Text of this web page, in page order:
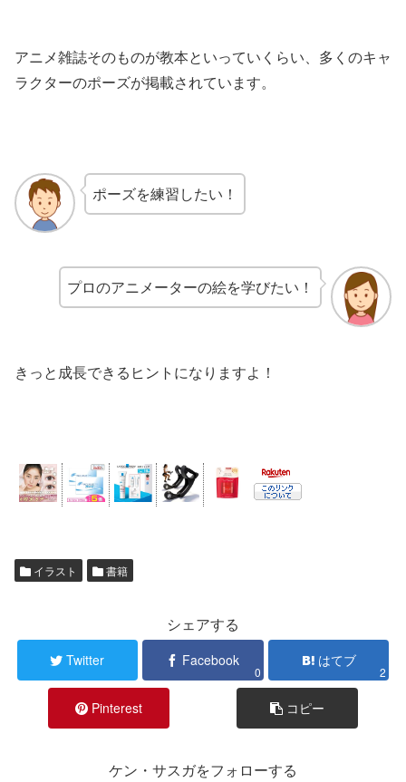
アニメ雑誌そのものが教本といっていくらい、多くのキャ
ラクターのポーズが掲載されています。
ポーズを練習したい！
プロのアニメーターの絵を学びたい！
きっと成長できるヒントになりますよ！
イラスト 書籍
シェアする
Twitter Facebook
0
はてブ
2
Pinterest コピー
ケン・サスガをフォローする